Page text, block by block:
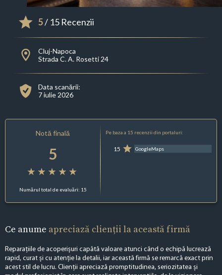
5/ 15 Recenzii
Cluj-Napoca
Strada C. A. Rosetti 24
Data scanării:
7 iulie 2026
Notă finală
5
Numărul total de evaluări: 15
Pe baza a 15 recenzii din portaluri:
15 GoogleMaps
Ce anume apreciază clienții la această firmă
Reparațiile de acoperișuri capătă valoare atunci când o echipă lucrează
rapid, curat și cu atenție la detalii, iar această firmă se remarcă exact prin
acest stil de lucru. Clienții apreciază promptitudinea, seriozitatea și